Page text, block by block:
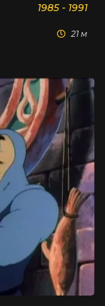
1985 - 1991
21 м